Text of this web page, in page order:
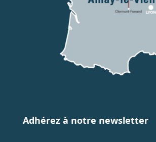
Adhérez à notre newsletter